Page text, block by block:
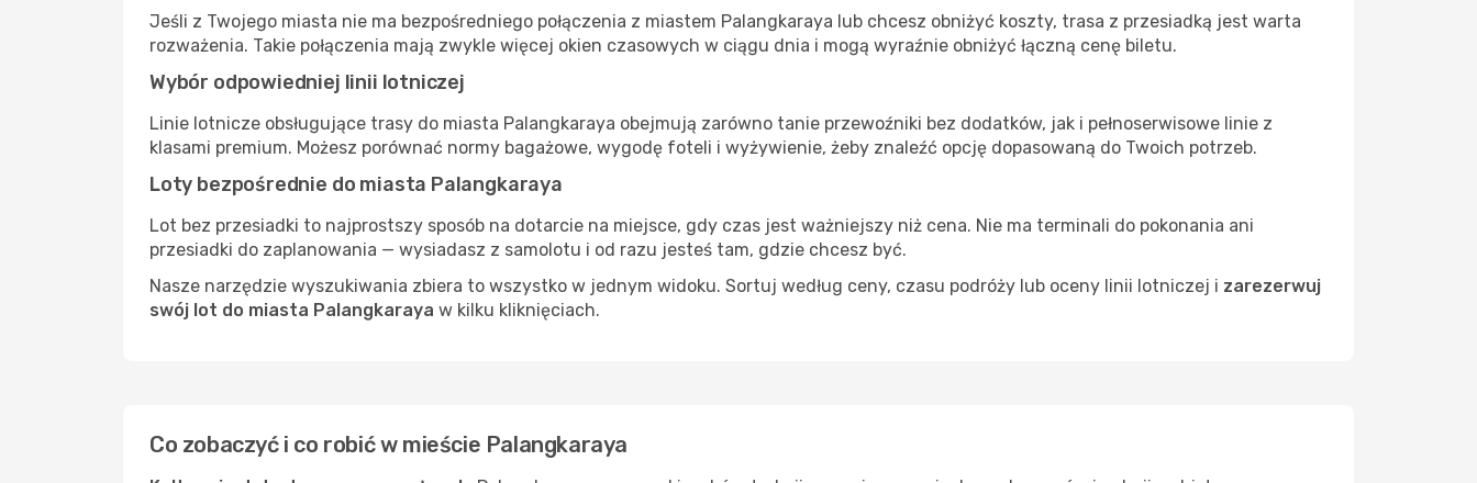
Jeśli z Twojego miasta nie ma bezpośredniego połączenia z miastem Palangkaraya lub chcesz obniżyć koszty, trasa z przesiadką jest warta
rozważenia. Takie połączenia mają zwykle więcej okien czasowych w ciągu dnia i mogą wyraźnie obniżyć łączną cenę biletu.
Wybór odpowiedniej linii lotniczej
Linie lotnicze obsługujące trasy do miasta Palangkaraya obejmują zarówno tanie przewoźniki bez dodatków, jak i pełnoserwisowe linie z
klasami premium. Możesz porównać normy bagażowe, wygodę foteli i wyżywienie, żeby znaleźć opcję dopasowaną do Twoich potrzeb.
Loty bezpośrednie do miasta Palangkaraya
Lot bez przesiadki to najprostszy sposób na dotarcie na miejsce, gdy czas jest ważniejszy niż cena. Nie ma terminali do pokonania ani
przesiadki do zaplanowania — wysiadasz z samolotu i od razu jesteś tam, gdzie chcesz być.
Nasze narzędzie wyszukiwania zbiera to wszystko w jednym widoku. Sortuj według ceny, czasu podróży lub oceny linii lotniczej i zarezerwuj
swój lot do miasta Palangkaraya w kilku kliknięciach.
Co zobaczyć i co robić w mieście Palangkaraya